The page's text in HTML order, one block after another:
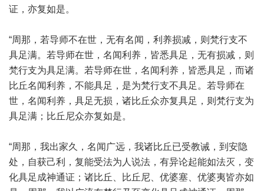
证，亦复如是。
“周那，若导师不在世，无有名闻，利养损减，则梵行支不
具足满。若导师在世，名闻利养，皆悉具足，无有损减，则
梵行支为具足满。若导师在世，名闻利养，皆悉具足，而诸
比丘名闻利养，不能具足，是为梵行支不具足。若导师在
世，名闻利养，具足无损，诸比丘众亦复具足，则梵行支为
具足满；比丘尼众亦复如是。
“周那，我出家久，名闻广远，我诸比丘已受教诫，到安隐
处，自获己利，复能受法为人说法，有异论起能如法灭，变
化具足成神通证；诸比丘、比丘尼、优婆塞、优婆夷皆亦如